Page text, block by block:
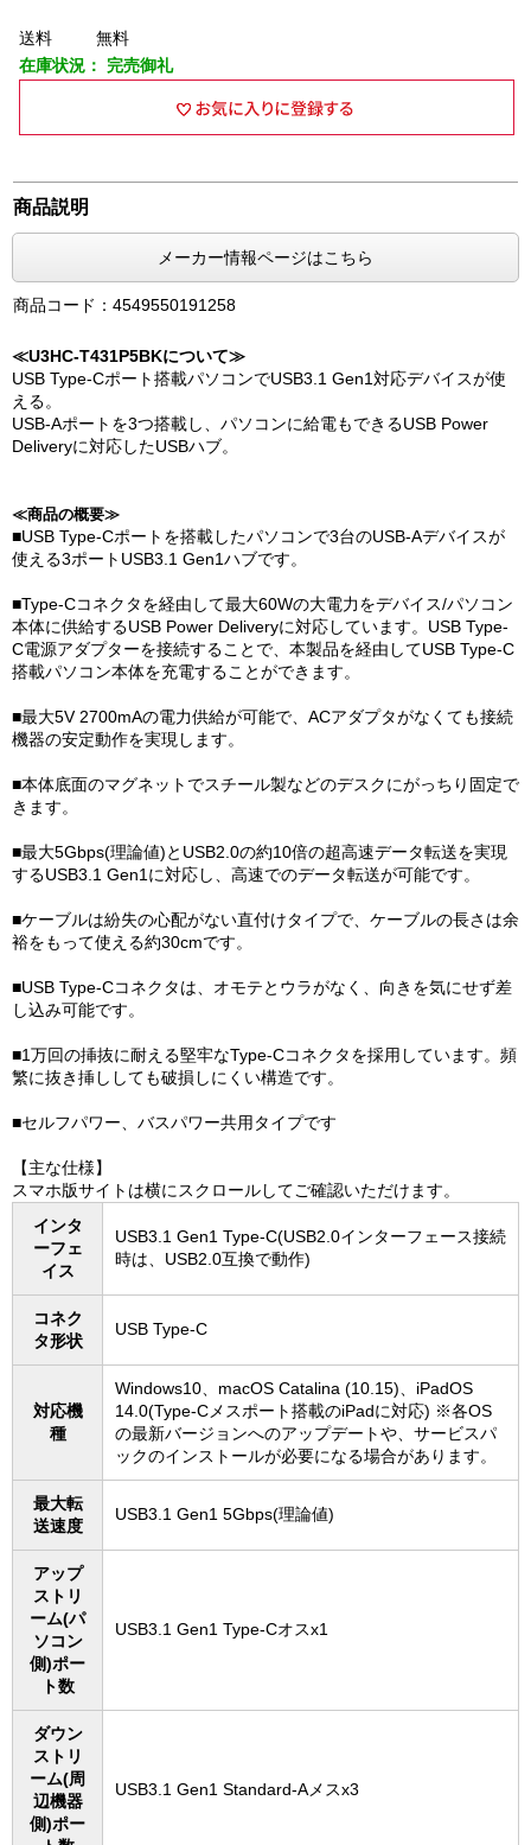
送料
無料
在庫状況： 完売御礼
商品説明
メーカー情報ページはこちら
商品コード：4549550191258
≪U3HC-T431P5BKについて≫
USB Type-Cポート搭載パソコンでUSB3.1 Gen1対応デバイスが使
える。
USB-Aポートを3つ搭載し、パソコンに給電もできるUSB Power
Deliveryに対応したUSBハブ。
≪商品の概要≫
■USB Type-Cポートを搭載したパソコンで3台のUSB-Aデバイスが
使える3ポートUSB3.1 Gen1ハブです。
■Type-Cコネクタを経由して最大60Wの大電力をデバイス/パソコン
本体に供給するUSB Power Deliveryに対応しています。USB Type-
C電源アダプターを接続することで、本製品を経由してUSB Type-C
搭載パソコン本体を充電することができます。
■最大5V 2700mAの電力供給が可能で、ACアダプタがなくても接続
機器の安定動作を実現します。
■本体底面のマグネットでスチール製などのデスクにがっちり固定で
きます。
■最大5Gbps(理論値)とUSB2.0の約10倍の超高速データ転送を実現
するUSB3.1 Gen1に対応し、高速でのデータ転送が可能です。
■ケーブルは紛失の心配がない直付けタイプで、ケーブルの長さは余
裕をもって使える約30cmです。
■USB Type-Cコネクタは、オモテとウラがなく、向きを気にせず差
し込み可能です。
■1万回の挿抜に耐える堅牢なType-Cコネクタを採用しています。頻
繁に抜き挿ししても破損しにくい構造です。
■セルフパワー、バスパワー共用タイプです
【主な仕様】
スマホ版サイトは横にスクロールしてご確認いただけます。
インタ
ーフェ
イス
USB3.1 Gen1 Type-C(USB2.0インターフェース接続
時は、USB2.0互換で動作)
コネク
タ形状
USB Type-C
対応機
種
Windows10、macOS Catalina (10.15)、iPadOS
14.0(Type-Cメスポート搭載のiPadに対応) ※各OS
の最新バージョンへのアップデートや、サービスパ
ックのインストールが必要になる場合があります。
最大転
送速度
USB3.1 Gen1 5Gbps(理論値)
アップ
ストリ
ーム(パ
ソコン
側)ポー
ト数
USB3.1 Gen1 Type-Cオスx1
ダウン
ストリ
ーム(周
辺機器
側)ポー
USB3.1 Gen1 Standard-Aメスx3